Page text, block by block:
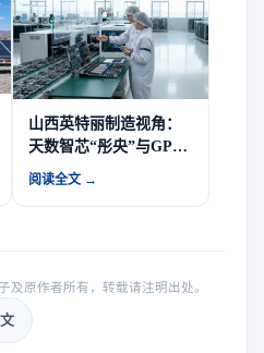
山西英特丽制造视角：
天数智芯“彤央”与GPU
路线图释放的量产信号
阅读全文 →
及原作者所有，转载请注明出处。